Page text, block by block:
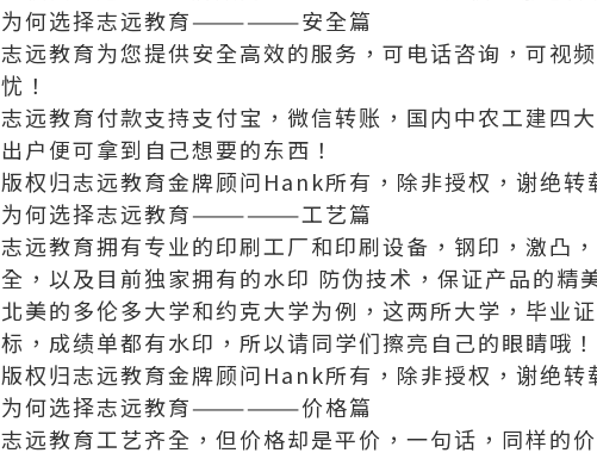
为何选择志远教育——————安全篇
志远教育为您提供安全高效的服务，可电话咨询，可视
忧！
志远教育付款支持支付宝，微信转账，国内中农工建四
出户便可拿到自己想要的东西！
版权归志远教育金牌顾问Hank所有，除非授权，谢绝转
为何选择志远教育——————工艺篇
志远教育拥有专业的印刷工厂和印刷设备，钢印，激凸
全，以及目前独家拥有的水印 防伪技术，保证产品的精
北美的多伦多大学和约克大学为例，这两所大学，毕业
标，成绩单都有水印，所以请同学们擦亮自己的眼睛哦！
版权归志远教育金牌顾问Hank所有，除非授权，谢绝转
为何选择志远教育——————价格篇
志远教育工艺齐全，但价格却是平价，一句话，同样的